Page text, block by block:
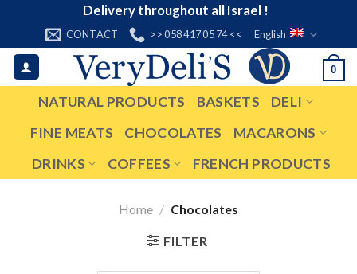
content
Delivery throughout all Israel !
CONTACT >> 058 417 05 74 << English
0
NATURAL PRODUCTS BASKETS
DELI
FINE MEATS
CHOCOLATES
MACARONS
DRINKS
COFFEES FRENCH PRODUCTS
Home / Chocolates
FILTER